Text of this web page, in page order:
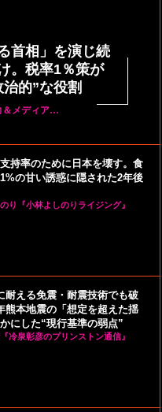
首相」を演じ続
。税率1％策が
的”な役割
＆メディア…
持率のために日本を壊す。食
の甘い誘惑に隠された2年後
り『小林よしのりライジング』
耐える免震・耐震技術でも破
熊本地震の「想定を超えた揺
にした“現行基準の弱点”
冷泉彰彦のプリンストン通信』